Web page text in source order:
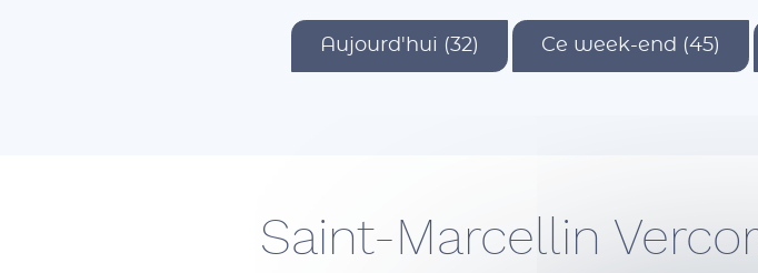
Aujourd'hui (32) Ce week-end (45)
Saint-Marcellin